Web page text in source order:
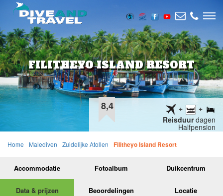
FILITHEYO ISLAND RESORT
8,4
Reisduurdagen
Halfpension
Home Malediven Zuidelijke Atollen Filitheyo Island Resort
Accommodatie Fotoalbum Duikcentrum
Data & prijzen Beoordelingen Locatie